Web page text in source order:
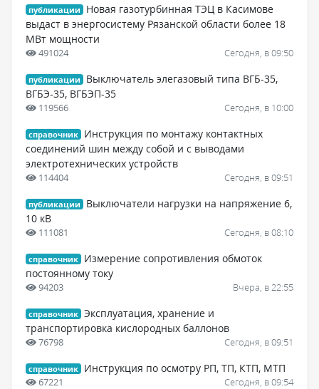
публикации
Новая газотурбинная ТЭЦ в Касимове
выдаст в энергосистему Рязанской области более 18
МВт мощности
491024 Сегодня, в 09:50
публикации
Выключатель элегазовый типа ВГБ-35,
ВГБЭ-35, ВГБЭП-35
119566 Сегодня, в 10:00
справочник
Инструкция по монтажу контактных
соединений шин между собой и с выводами
электротехнических устройств
114404 Сегодня, в 09:51
публикации
Выключатели нагрузки на напряжение 6,
10 кВ
111081 Сегодня, в 08:10
справочник
Измерение сопротивления обмоток
постоянному току
94203 Вчера, в 22:55
справочник Эксплуатация, хранение и
транспортировка кислородных баллонов
76798 Сегодня, в 09:51
справочник Инструкция по осмотру РП, ТП, КТП, МТП
67221 Сегодня, в 09:54